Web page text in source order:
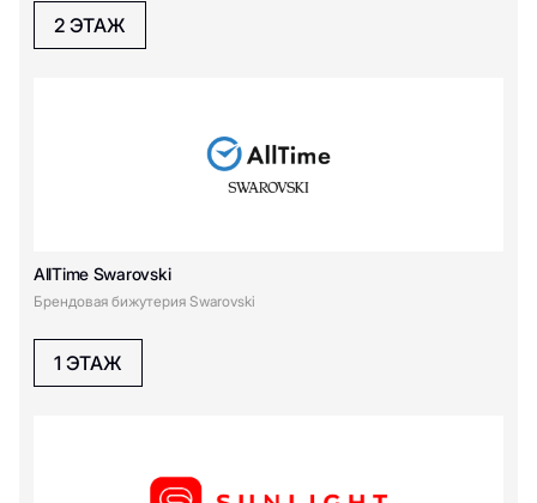
2 ЭТАЖ
AllTime Swarovski
Брендовая бижутерия Swarovski
1 ЭТАЖ